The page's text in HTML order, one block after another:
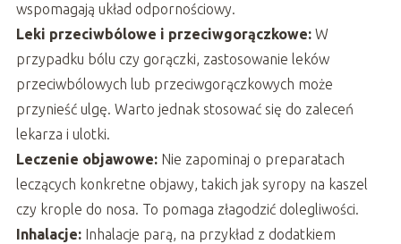
wspomagają układ odpornościowy.
Leki przeciwbólowe i przeciwgorączkowe:W
przypadku bólu czy gorączki, zastosowanie leków
przeciwbólowych lub przeciwgorączkowych może
przynieść ulgę. Warto jednak stosować się do zaleceń
lekarza i ulotki.
Leczenie objawowe:Nie zapominaj o preparatach
leczących konkretne objawy, takich jak syropy na kaszel
czy krople do nosa. To pomaga złagodzić dolegliwości.
Inhalacje:Inhalacje parą, na przykład z dodatkiem